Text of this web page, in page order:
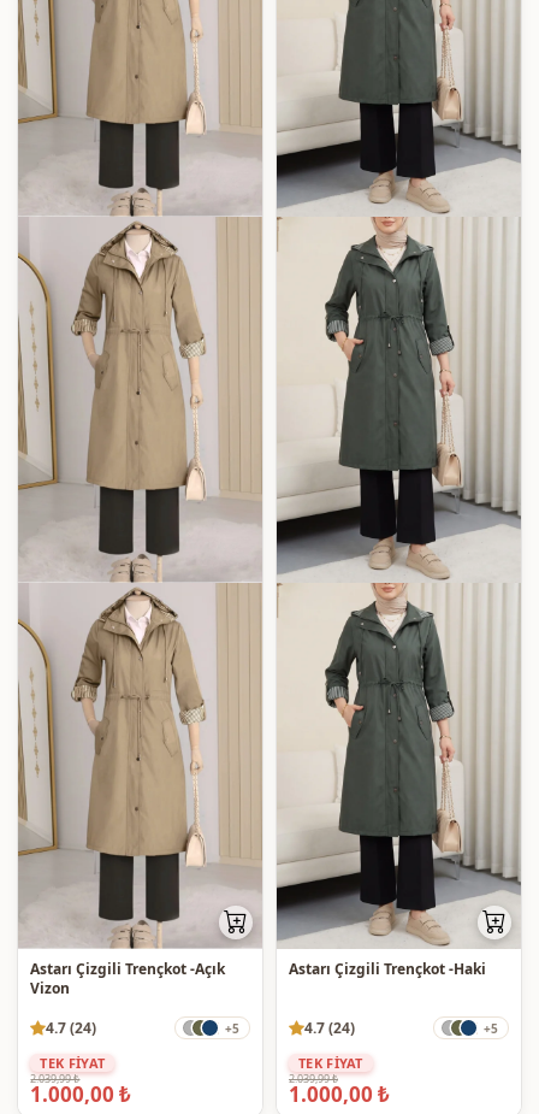
Astarı Çizgili Trençkot -Açık
Vizon
4.7 (24)
+5
TEK FİYAT
2.039,99 ₺
1.000,00 ₺
Astarı Çizgili Trençkot -Haki
4.7 (24) +5
TEK FİYAT
2.039,99 ₺
1.000,00 ₺